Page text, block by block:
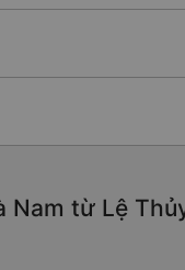
Nam từ Lệ